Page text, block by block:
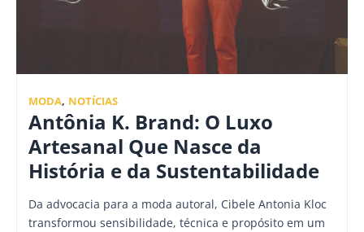
MODA, NOTÍCIAS
Antônia K. Brand: O Luxo
Artesanal Que Nasce da
História e da Sustentabilidade
Da advocacia para a moda autoral, Cibele Antonia Kloc
transformou sensibilidade, técnica e propósito em um